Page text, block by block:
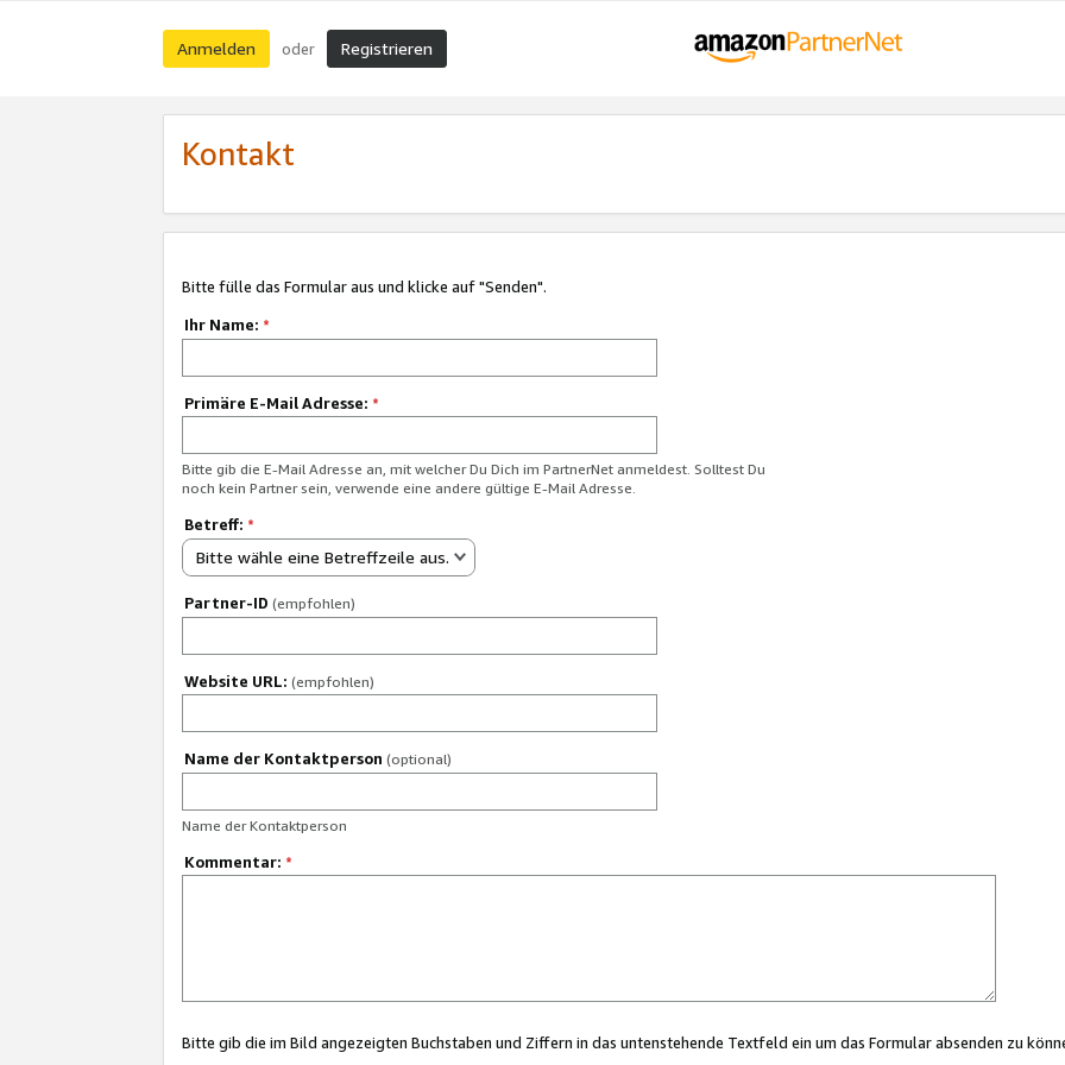
Anmelden oder Registrieren
Kontakt
Bitte fülle das Formular aus und klicke auf "Senden".
Ihr Name: *
Primäre E-Mail Adresse: *
Bitte gib die E-Mail Adresse an, mit welcher Du Dich im PartnerNet anmeldest. Solltest Du
noch kein Partner sein, verwende eine andere gültige E-Mail Adresse.
Betreff: *
Bitte wähle eine Betreffzeile aus.
Partner-ID (empfohlen)
Website URL: (empfohlen)
Name der Kontaktperson (optional)
Name der Kontaktperson
Kommentar: *
Bitte gib die im Bild angezeigten Buchstaben und Ziffern in das untenstehende Textfeld ein um das Formular absenden zu